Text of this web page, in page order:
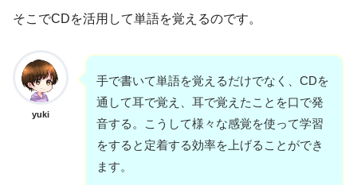
そこでCDを活用して単語を覚えるのです。
yuki
手で書いて単語を覚えるだけでなく、CDを
通して耳で覚え、耳で覚えたことを口で発
音する。こうして様々な感覚を使って学習
をすると定着する効率を上げることができ
ます。